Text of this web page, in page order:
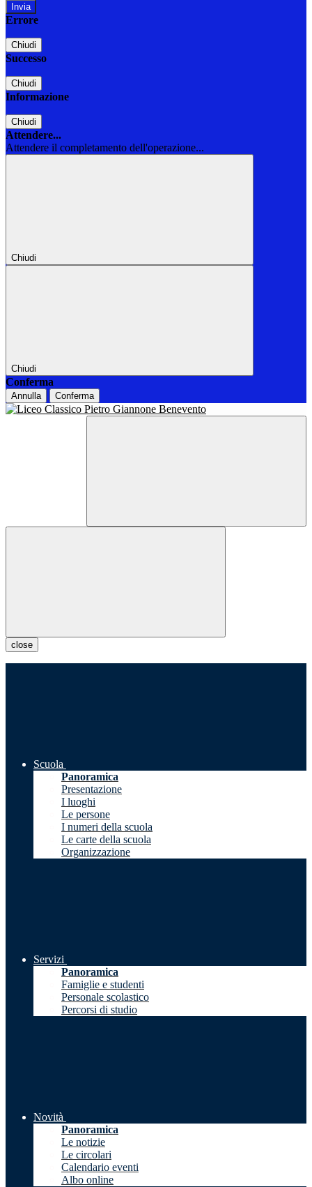
Errore
Chiudi
Successo
Chiudi
Informazione
Chiudi
Attendere...
Attendere il completamento dell'operazione...
Chiudi
Chiudi
Conferma
Annulla Conferma
close
Scuola
Panoramica
Presentazione
I luoghi
Le persone
I numeri della scuola
Le carte della scuola
Organizzazione
Servizi
Panoramica
Famiglie e studenti
Personale scolastico
Percorsi di studio
Novità
Panoramica
Le notizie
Le circolari
Calendario eventi
Albo online